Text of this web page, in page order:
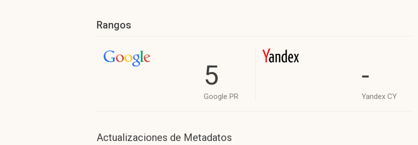
Rangos
5
Google PR
-
Yandex CY
Actualizaciones de Metadatos